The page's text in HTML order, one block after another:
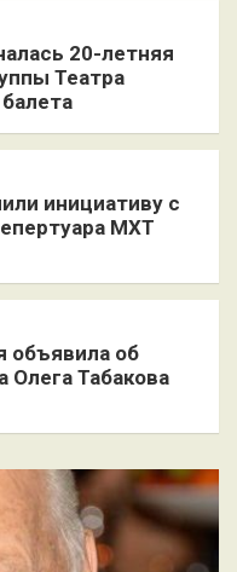
20-летняя
Театра
инициативу с
МХТ
объявила об
Олега Табакова